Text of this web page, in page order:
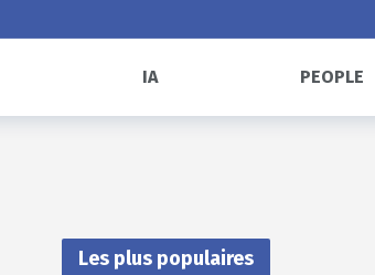
IA PEOPLE
Les plus populaires